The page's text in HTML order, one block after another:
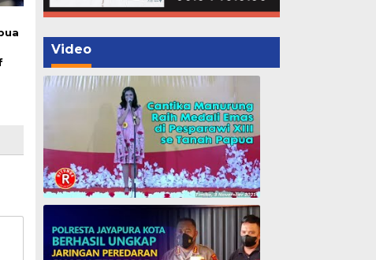
Video
Cantika Manurung Raih Medali Emas di Pesparawi XIII se Tanah Papua